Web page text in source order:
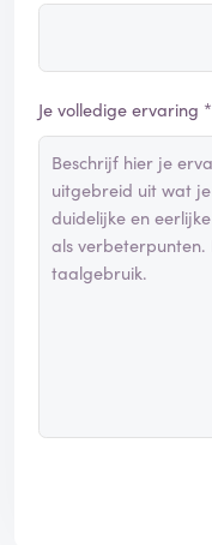
Je volledige ervaring *